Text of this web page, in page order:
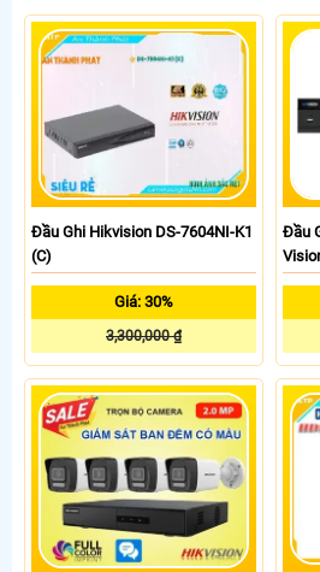
Đầu Ghi Hikvision DS-7604NI-K1
(C)
Giá: 30%
3,300,000 ₫
Đầu